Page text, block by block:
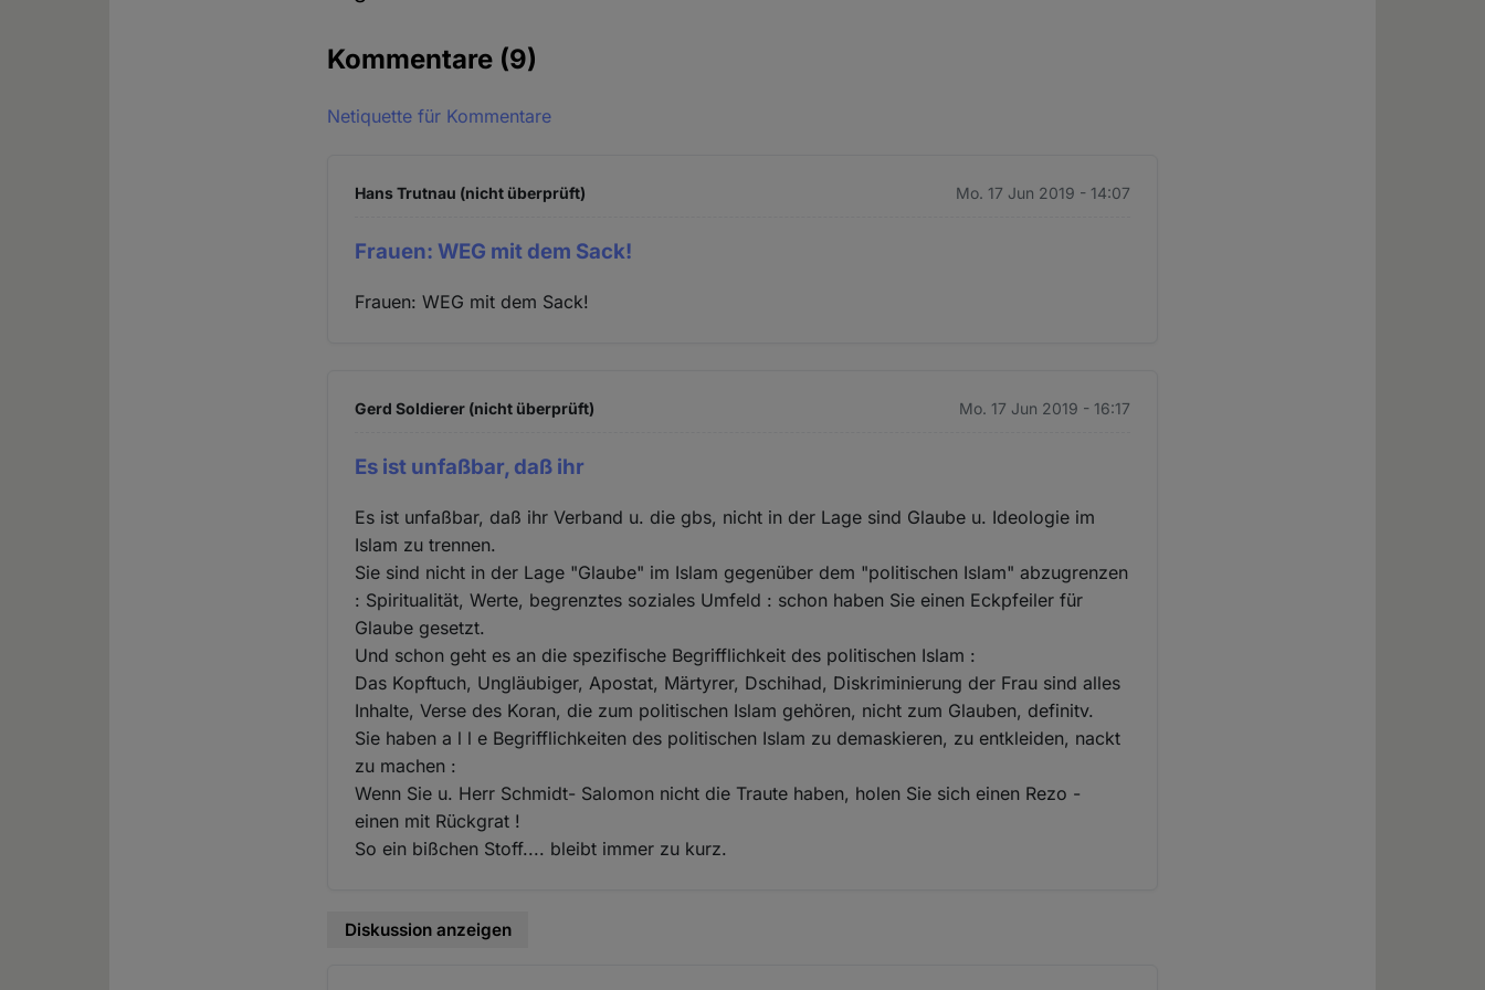
Kommentare (9)
Netiquette für Kommentare
Hans Trutnau (nicht überprüft) Mo. 17 Jun 2019 - 14:07
Frauen: WEG mit dem Sack!
Frauen: WEG mit dem Sack!
Gerd Soldierer (nicht überprüft) Mo. 17 Jun 2019 - 16:17
Es ist unfaßbar, daß ihr
Es ist unfaßbar, daß ihr Verband u. die gbs, nicht in der Lage sind Glaube u. Ideologie im
Islam zu trennen.
Sie sind nicht in der Lage "Glaube" im Islam gegenüber dem "politischen Islam" abzugrenzen
: Spiritualität, Werte, begrenztes soziales Umfeld : schon haben Sie einen Eckpfeiler für
Glaube gesetzt.
Und schon geht es an die spezifische Begrifflichkeit des politischen Islam :
Das Kopftuch, Ungläubiger, Apostat, Märtyrer, Dschihad, Diskriminierung der Frau sind alles
Inhalte, Verse des Koran, die zum politischen Islam gehören, nicht zum Glauben, definitv.
Sie haben a l l e Begrifflichkeiten des politischen Islam zu demaskieren, zu entkleiden, nackt
zu machen :
Wenn Sie u. Herr Schmidt- Salomon nicht die Traute haben, holen Sie sich einen Rezo -
einen mit Rückgrat !
So ein bißchen Stoff.... bleibt immer zu kurz.
Diskussion anzeigen